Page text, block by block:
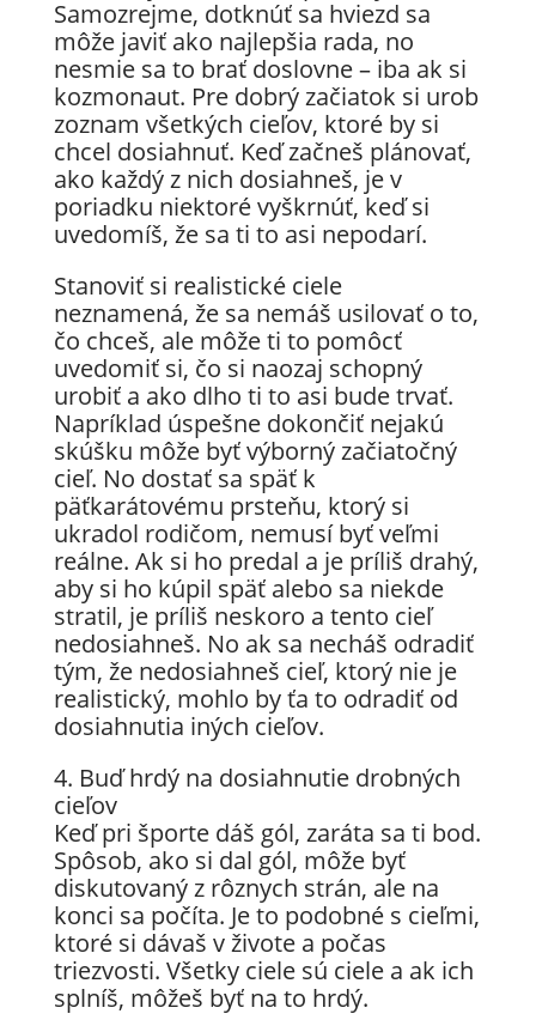
Samozrejme, dotknúť sa hviezd sa
môže javiť ako najlepšia rada, no
nesmie sa to brať doslovne – iba ak si
kozmonaut. Pre dobrý začiatok si urob
zoznam všetkých cieľov, ktoré by si
chcel dosiahnuť. Keď začneš plánovať,
ako každý z nich dosiahneš, je v
poriadku niektoré vyškrnúť, keď si
uvedomíš, že sa ti to asi nepodarí.
Stanoviť si realistické ciele
neznamená, že sa nemáš usilovať o to,
čo chceš, ale môže ti to pomôcť
uvedomiť si, čo si naozaj schopný
urobiť a ako dlho ti to asi bude trvať.
Napríklad úspešne dokončiť nejakú
skúšku môže byť výborný začiatočný
cieľ. No dostať sa späť k
päťkarátovému prsteňu, ktorý si
ukradol rodičom, nemusí byť veľmi
reálne. Ak si ho predal a je príliš drahý,
aby si ho kúpil späť alebo sa niekde
stratil, je príliš neskoro a tento cieľ
nedosiahneš. No ak sa necháš odradiť
tým, že nedosiahneš cieľ, ktorý nie je
realistický, mohlo by ťa to odradiť od
dosiahnutia iných cieľov.
4. Buď hrdý na dosiahnutie drobných
cieľov
Keď pri športe dáš gól, zaráta sa ti bod.
Spôsob, ako si dal gól, môže byť
diskutovaný z rôznych strán, ale na
konci sa počíta. Je to podobné s cieľmi,
ktoré si dávaš v živote a počas
triezvosti. Všetky ciele sú ciele a ak ich
splníš, môžeš byť na to hrdý.